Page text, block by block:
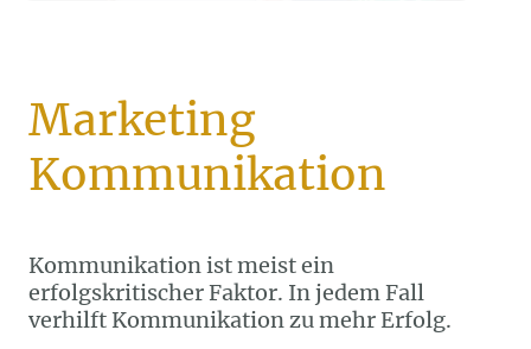
Marketing
Kommunikation
Kommunikation ist meist ein
erfolgskritischer Faktor. In jedem Fall
verhilft Kommunikation zu mehr Erfolg.